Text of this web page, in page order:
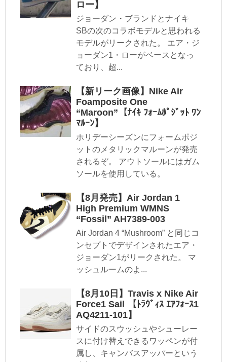
ロー】
ジョーダン・ブランドとナイキ
SBの次のコラボモデルと思われる
モデルがリークされた。 エア・ジ
ョーダン1・ローがベースとなっ
ており、超...
【新リーク画像】Nike Air
Foamposite One
“Maroon”【ﾅｲｷ ﾌｫｰﾑﾎﾟｼﾞｯﾄ ﾜﾝ
ﾏﾙｰﾝ】
ホリデーシーズンにフォームポジ
ットのメタリックマルーンが発売
されるぞ。 アウトソールにはガム
ソールを使用している。
【8月発売】Air Jordan 1
High Premium WMNS
“Fossil” AH7389-003
Air Jordan 4 “Mushroom” と同じコ
ンセプトでデザインされたエア・
ジョーダン1がリークされた。 マ
ッシュルームのよ...
【8月10日】Travis x Nike Air
Force1 Sail 【ﾄﾗｳﾞｨｽ ｴｱﾌｫｰｽ1
AQ4211-101】
サイドのスウッシュやシューレー
スに付け替えできるワッペンが付
属し、キャンバスアッパーという